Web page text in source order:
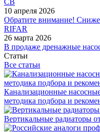
СВ
10 апреля 2026
Обратите внимание!
RIFAR
26 марта 2026
В продаже дренажные
Статьи
Все статьи
Канализационные
методика подбора и
Вертикальные радиаторы